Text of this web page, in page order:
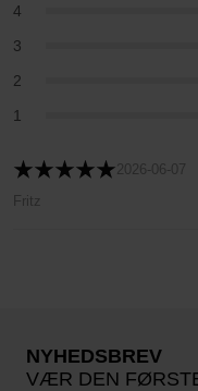
4
3
2
1
2026-06-07
Fritz
NYHEDSBREV
VÆR DEN